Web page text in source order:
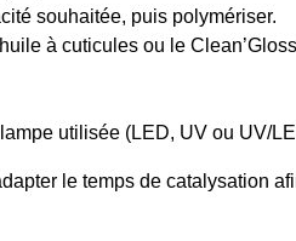
souhaitée, puis polymériser.
à cuticules ou le
utilisée (LED, UV ou UV/
le temps de catalysation